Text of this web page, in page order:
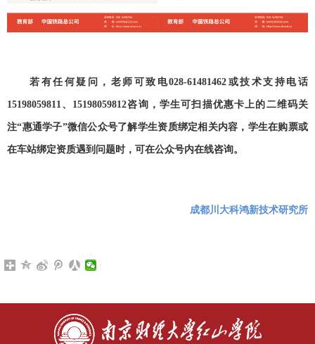
若有任何疑问，老师可致电028-61481462 或技术支持电话
15198059811 、 15198059812咨询，学生可扫描优惠卡上的二维码关
注“惠通学子”微信公众号了解学生资质绑定相关内容，学生在购票或
在车站绑定资质遇到问题时，可在公众号内在线咨询。
成都川大科鸿新技术研究所